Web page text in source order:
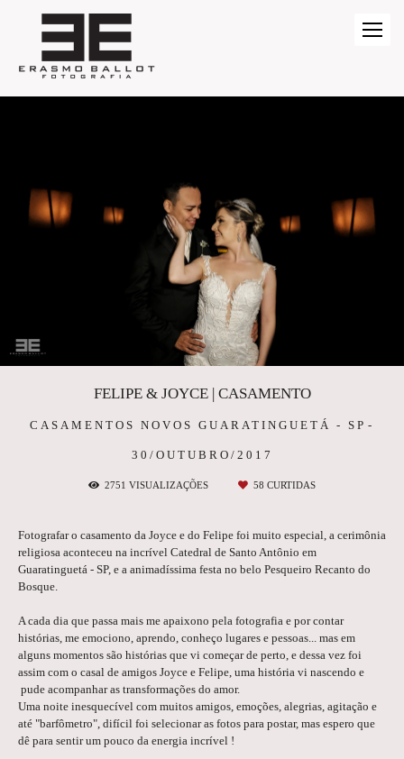
CASAMENTOS NOVOS GUARATINGUETÁ - SP
30/OUTUBRO/2017
FELIPE & JOYCE | CASAMENTO
2751 VISUALIZAÇÕES 58 CURTIDAS
Fotografar o casamento da Joyce e do Felipe foi muito especial, a cerimônia
religiosa aconteceu na incrível Catedral de Santo Antônio em
Guaratinguetá - SP, e a animadíssima festa no belo Pesqueiro Recanto do
Bosque.
A cada dia que passa mais me apaixono pela fotografia e por contar
histórias, me emociono, aprendo, conheço lugares e pessoas... mas em
alguns momentos são histórias que vi começar de perto, e dessa vez foi
assim com o casal de amigos Joyce e Felipe, uma história vi nascendo e
pude acompanhar as transformações do amor.
Uma noite inesquecível com muitos amigos, emoções, alegrias, agitação e
até "barfômetro", difícil foi selecionar as fotos para postar, mas espero que
dê para sentir um pouco da energia incrível !